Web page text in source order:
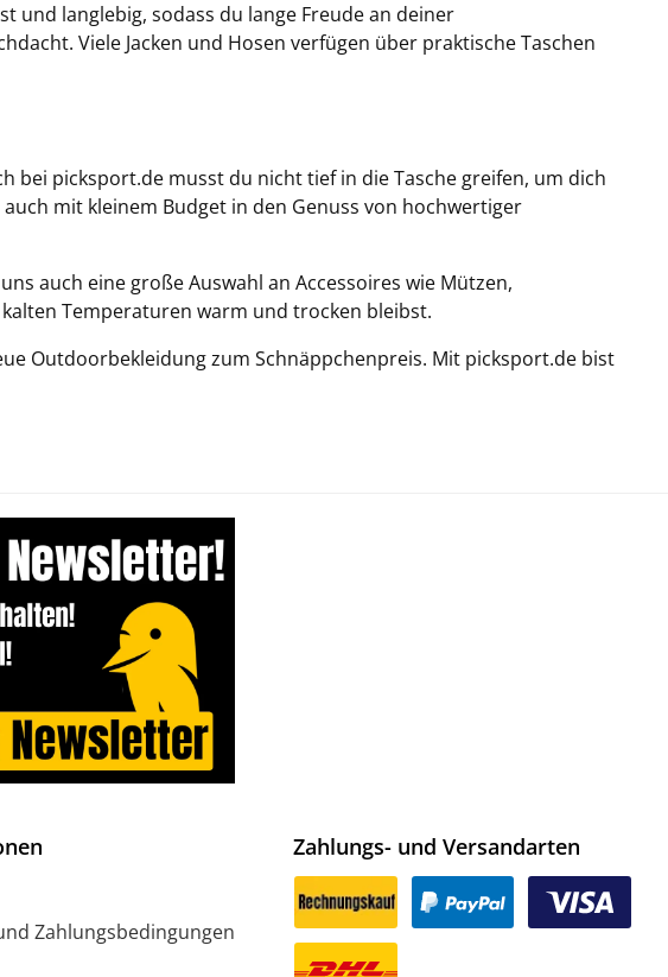
und langlebig, sodass du lange Freude an deiner
Viele Jacken und Hosen verfügen über praktische Taschen
bei picksport.de musst du nicht tief in die Tasche greifen, um dich
mit kleinem Budget in den Genuss von hochwertiger
auch eine große Auswahl an Accessoires wie Mützen,
Temperaturen warm und trocken bleibst.
Outdoorbekleidung zum Schnäppchenpreis. Mit picksport.de bist
Zahlungsbedingungen
Zahlungs- und Versandarten